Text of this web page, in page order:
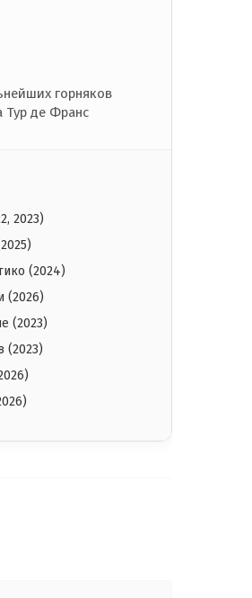
горняков
Тур де Франс
2023)
(2024)
(2026)
(2023)
(2023)